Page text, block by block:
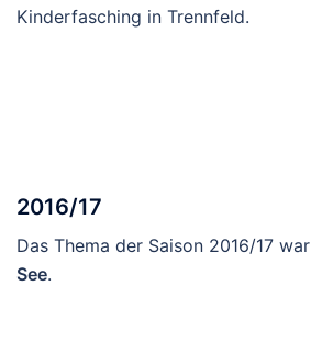
Kinderfasching in Trennfeld.
2016/17
Das Thema der Saison 2016/17 war
See.